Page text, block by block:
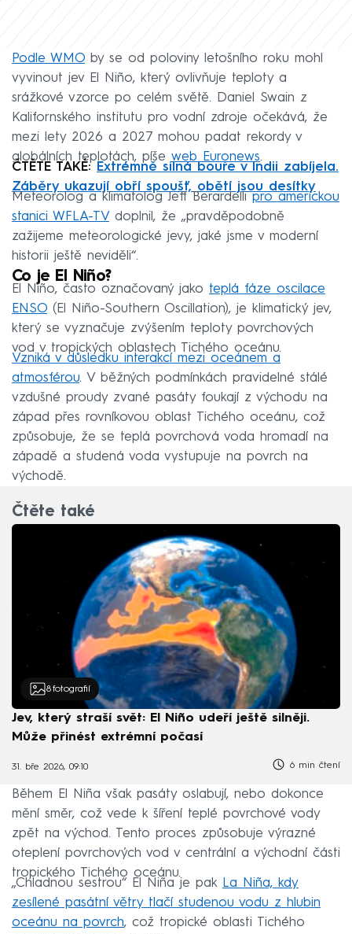
Podle WMO by se od poloviny letošního roku mohl
vyvinout jev El Niño, který ovlivňuje teploty a
srážkové vzorce po celém světě. Daniel Swain z
Kalifornského institutu pro vodní zdroje očekává, že
mezi lety 2026 a 2027 mohou padat rekordy v
globálních teplotách, píše web Euronews.
ČTĚTE TAKÉ: Extrémně silná bouře v Indii zabíjela.
Záběry ukazují obří spoušť, obětí jsou desítky
Meteorolog a klimatolog Jeff Berardelli pro americkou
stanici WFLA-TV doplnil, že „pravděpodobně
zažijeme meteorologické jevy, jaké jsme v moderní
historii ještě neviděli“.
Co je El Niño?
El Niño, často označovaný jako teplá fáze oscilace
ENSO (El Niño-Southern Oscillation), je klimatický jev,
který se vyznačuje zvýšením teploty povrchových
vod v tropických oblastech Tichého oceánu.
Vzniká v důsledku interakcí mezi oceánem a
atmosférou. V běžných podmínkách pravidelné stálé
vzdušné proudy zvané pasáty foukají z východu na
západ přes rovníkovou oblast Tichého oceánu, což
způsobuje, že se teplá povrchová voda hromadí na
západě a studená voda vystupuje na povrch na
východě.
Čtěte také
8 fotografií
Jev, který straší svět: El Niño udeří ještě silněji.
Může přinést extrémní počasí
31. bře 2026, 09:10 6 min čtení
Během El Niña však pasáty oslabují, nebo dokonce
mění směr, což vede k šíření teplé povrchové vody
zpět na východ. Tento proces způsobuje výrazné
oteplení povrchových vod v centrální a východní části
tropického Tichého oceánu.
„Chladnou sestrou“ El Niña je pak La Niña, kdy
zesílené pasátní větry tlačí studenou vodu z hlubin
oceánu na povrch, což tropické oblasti Tichého